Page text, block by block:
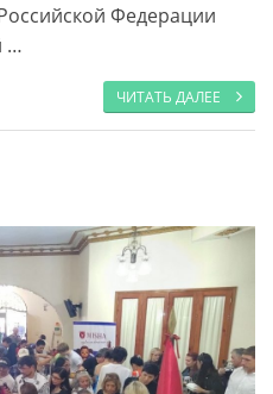
Федерации
…
ЧИТАТЬ ДАЛЕЕ